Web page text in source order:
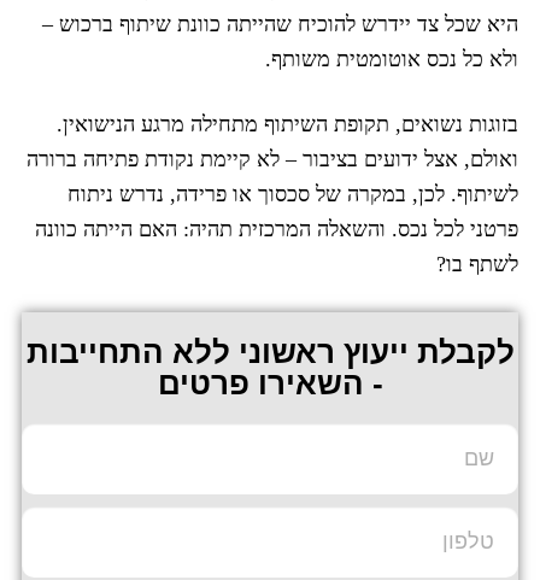
היא שכל צד יידרש להוכיח שהייתה כוונת שיתוף ברכוש –
ולא כל נכס אוטומטית משותף.
בזוגות נשואים, תקופת השיתוף מתחילה מרגע הנישואין.
ואולם, אצל ידועים בציבור – לא קיימת נקודת פתיחה ברורה
לשיתוף. לכן, במקרה של סכסוך או פרידה, נדרש ניתוח
פרטני לכל נכס. והשאלה המרכזית תהיה: האם הייתה כוונה
לשתף בו?
לקבלת ייעוץ ראשוני ללא התחייבות
- השאירו פרטים